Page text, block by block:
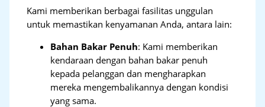
Kami memberikan berbagai fasilitas unggulan
untuk memastikan kenyamanan Anda, antara lain:
Bahan Bakar Penuh: Kami memberikan
kendaraan dengan bahan bakar penuh
kepada pelanggan dan mengharapkan
mereka mengembalikannya dengan kondisi
yang sama.